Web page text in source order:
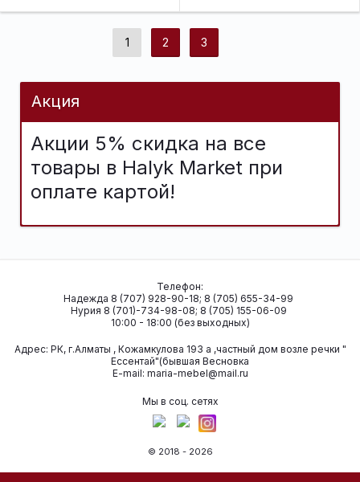
1 2 3
Акция
Акции 5% скидка на все
товары в Halyk Market при
оплате картой!
Телефон:
Надежда 8 (707) 928-90-18; 8 (705) 655-34-99
Нурия 8 (701)-734-98-08; 8 (705) 155-06-09
10:00 - 18:00 (без выходных)
Адрес: РК, г.Алматы , Кожамкулова 193 а ,частный дом возле речки "
Ессентай"(бывшая Весновка
Е-mail: maria-mebel@mail.ru
Мы в соц. сетях
© 2018 - 2026